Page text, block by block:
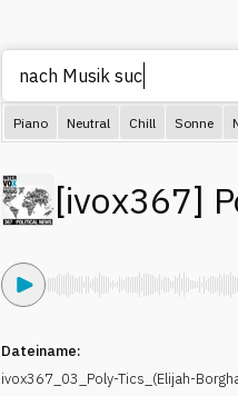
nach
Piano Neutral Chill Sonne
[ivox367]
Dateiname:
ivox367_03_Poly-Tics_(Elijah-